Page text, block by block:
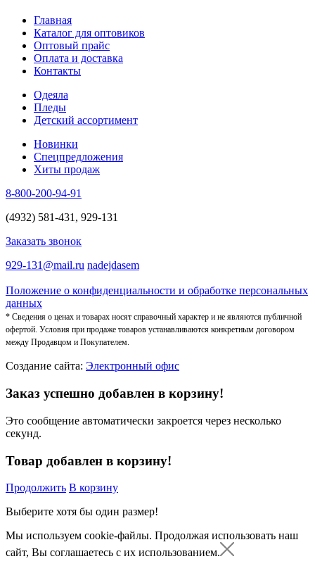
Главная
Каталог для оптовиков
Оптовый прайс
Оплата и доставка
Контакты
Одеяла
Пледы
Детский ассортимент
Новинки
Спецпредложения
Хиты продаж
8-800-200-94-91
(4932) 581-431, 929-131
Заказать звонок
929-131@mail.ru nadejdasem
Положение о конфиденциальности и обработке персональных
данных
* Сведения о ценах и товарах носят справочный характер и не являются публичной
офертой. Условия при продаже товаров устанавливаются конкретным договором
между Продавцом и Покупателем.
Создание сайта: Электронный офис
Заказ успешно добавлен в корзину!
Это сообщение автоматически закроется через несколько
секунд.
Товар добавлен в корзину!
Продолжить В корзину
Выберите хотя бы один размер!
Мы используем cookie-файлы. Продолжая использовать наш
сайт, Вы соглашаетесь с их использованием.